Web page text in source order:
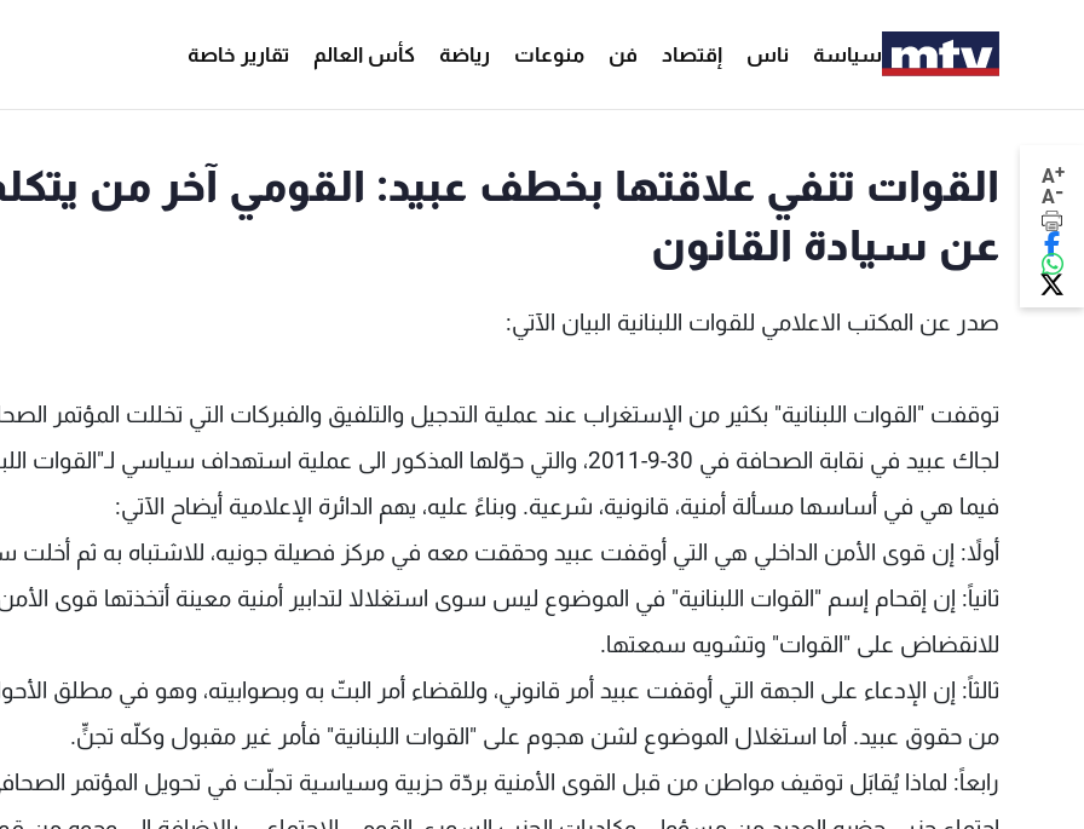
سياسة ناس إقتصاد فن منوعات رياضة كأس العالم تقارير خاصة
A+
A-
القوات تنفي علاقتها بخطف عبيد: القومي آخر من
عن سيادة القانون
صدر عن المكتب الاعلامي للقوات اللبنانية البيان الآتي:
توقفت "القوات اللبنانية" بكثير من الإستغراب عند عملية التدجيل والتلفيق والفبركات التي تخللت المؤتمر
لجاك عبيد في نقابة الصحافة في 30-9-2011، والتي حوّلها المذكور الى عملية استهداف سياسي لـ"القوات
فيما هي في أساسها مسألة أمنية، قانونية، شرعية. وبناءً عليه، يهم الدائرة الإعلامية أيضاح الآتي:
أولاً: إن قوى الأمن الداخلي هي التي أوقفت عبيد وحققت معه في مركز فصيلة جونيه، للاشتباه به ثم أخلت
ثانياً: إن إقحام إسم "القوات اللبنانية" في الموضوع ليس سوى استغلالا لتدابير أمنية معينة أتخذتها قوى
للانقضاض على "القوات" وتشويه سمعتها.
ثالثاً: إن الإدعاء على الجهة التي أوقفت عبيد أمر قانوني، وللقضاء أمر البتّ به وبصوابيته، وهو في مطلق
من حقوق عبيد. أما استغلال الموضوع لشن هجوم على "القوات اللبنانية" فأمر غير مقبول وكلّه تجنٍّ.
رابعاً: لماذا يُقابَل توقيف مواطن من قبل القوى الأمنية بردّة حزبية وسياسية تجلّت في تحويل المؤتمر